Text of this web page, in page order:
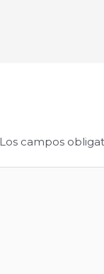
Los campos